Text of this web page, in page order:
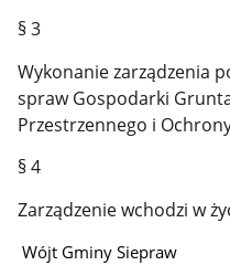
§ 3
Wykonanie zarządzenia
spraw Gospodarki
Przestrzennego i
§ 4
Zarządzenie wchodzi w
Wójt Gminy Siepraw